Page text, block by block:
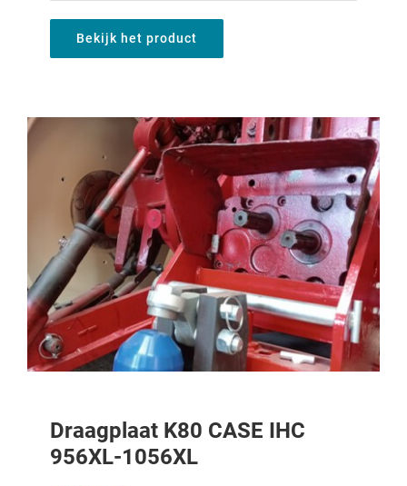
Bekijk het product
Draagplaat K80 CASE IHC
956XL-1056XL
Draagplaat K80 2x K50 CASE IHC 956XL-